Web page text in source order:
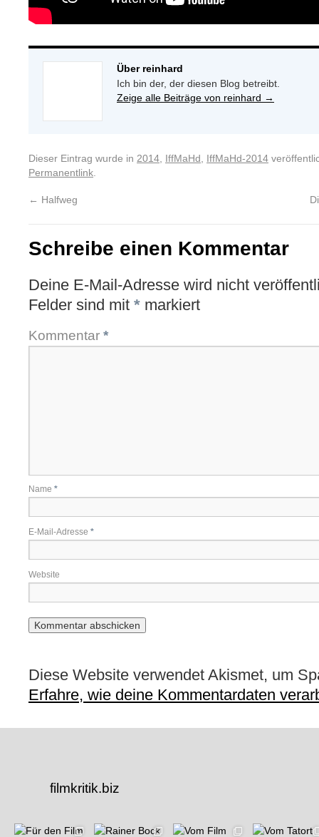
Über reinhard
Ich bin der, der diesen Blog betreibt.
Zeige alle Beiträge von reinhard →
Dieser Eintrag wurde in 2014 IffMaHd IffMaHd-2014
Permanentlink
← Halfweg
Schreibe einen Kommentar
Deine E-Mail-Adresse wird nicht
Felder sind mit * markiert
Kommentar *
Name *
E-Mail-Adresse *
Website
Diese Website verwendet Akismet, um
Erfahre, wie deine Kommentardaten
filmkritik.biz